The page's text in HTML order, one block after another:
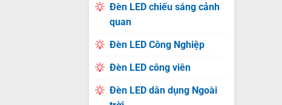
Đèn LED chiếu sáng cảnh
quan
Đèn LED Công Nghiệp
Đèn LED công viên
Đèn LED dân dụng Ngoài